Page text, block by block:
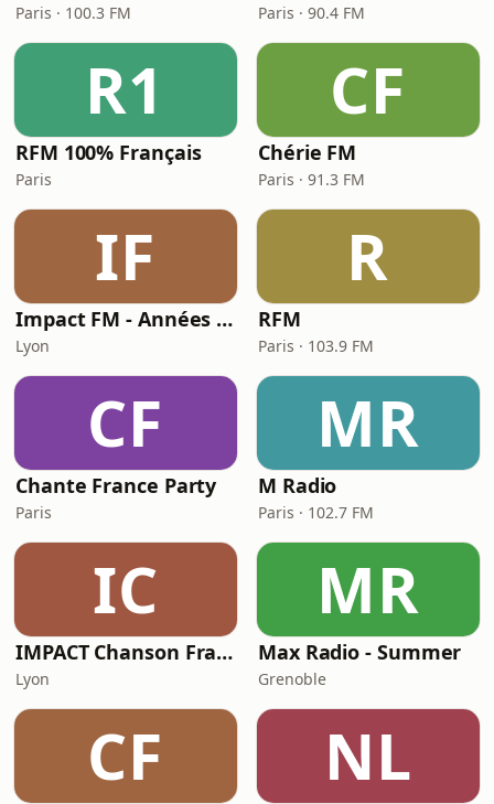
Paris · 100.3 FM Paris · 90.4 FM
R1
RFM 100% Français
Paris
CF
Chérie FM
Paris · 91.3 FM
IF
Impact FM - Années 80
Lyon
R
RFM
Paris · 103.9 FM
CF
Chante France Party
Paris
MR
M Radio
Paris · 102.7 FM
IC
IMPACT Chanson Française
Lyon
MR
Max Radio - Summer
Grenoble
CF NL